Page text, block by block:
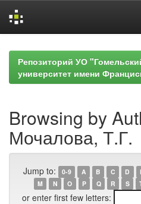
navigationРепозиторий УО
университет имени
Browsing by
Мочалова, Т.Г.
Jump to: 0-9 A B C D
M
N O P Q R S
or enter first few letters: